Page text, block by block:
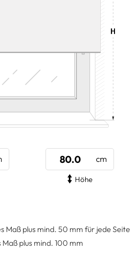
Höhe
Maß plus mind. 50 mm für jede Seite
Maß plus mind. 100 mm